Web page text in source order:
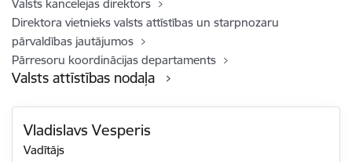
Valsts kancelejas direktors
Direktora vietnieks valsts attīstības un starpnozaru
pārvaldības jautājumos
Pārresoru koordinācijas departaments
Valsts attīstības nodaļa
Vladislavs Vesperis
Vadītājs